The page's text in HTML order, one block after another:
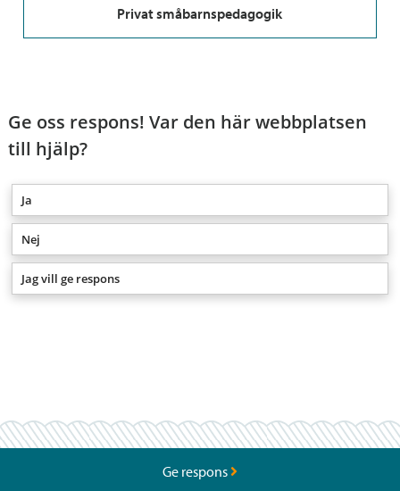
Privat småbarnspedagogik
Ge oss respons! Var den här webbplatsen
till hjälp?
Ja
Nej
Jag vill ge respons
Ge respons